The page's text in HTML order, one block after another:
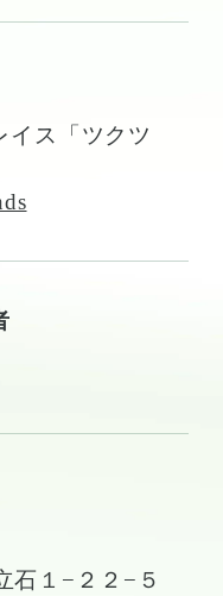
イス「ツクツ
石１−２２−５